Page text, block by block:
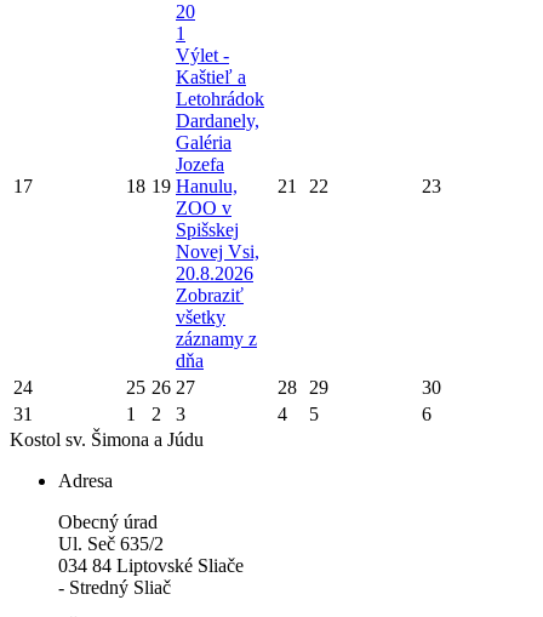
17 18 19
20
1
Výlet -
Kaštieľ a
Letohrádok
Dardanely,
Galéria
Jozefa
Hanulu,
ZOO v
Spišskej
Novej Vsi,
20.8.2026
Zobraziť
všetky
záznamy z
dňa
21 22 23
24 25 26 27 28 29
30
31
1 2 3 4 5
6
Kostol sv. Šimona a Júdu
Adresa
Obecný úrad
Ul. Seč 635/2
034 84 Liptovské Sliače
- Stredný Sliač